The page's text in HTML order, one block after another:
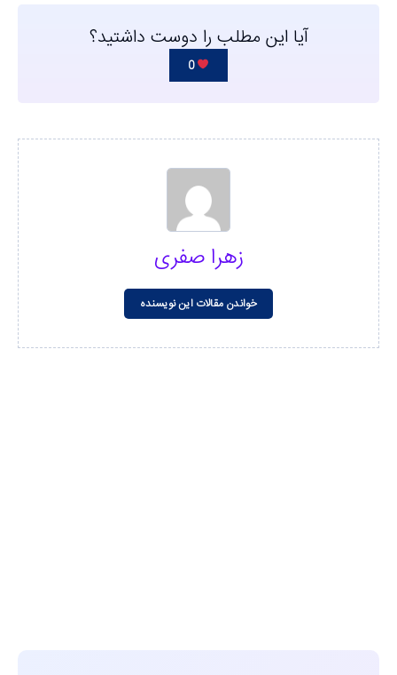
آیا این مطلب را دوست داشتید؟
0
زهرا صفری
خواندن مقالات این نویسنده